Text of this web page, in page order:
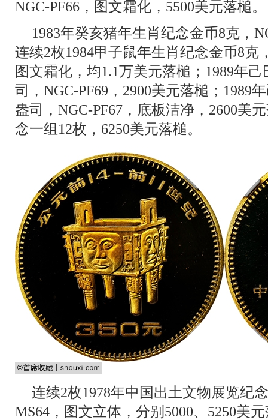
NGC-PF66，图文霜化，5500美元落槌。
1983年癸亥猪年生肖纪念金币8克，
连续2枚1984甲子鼠年生肖纪念金币8克
图文霜化，均1.1万美元落槌；1989年
司，NGC-PF69，2900美元落槌；1989
盎司，NGC-PF67，底板洁净，2600美
念一组12枚，6250美元落槌。
连续2枚1978年中国出土文物展览纪
MS64，图文立体，分别5000、5250美